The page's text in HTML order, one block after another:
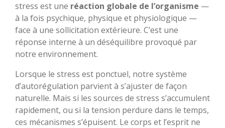
stress est une réaction globale de l’organisme —
à la fois psychique, physique et physiologique —
face à une sollicitation extérieure. C’est une
réponse interne à un déséquilibre provoqué par
notre environnement.
Lorsque le stress est ponctuel, notre système
d’autorégulation parvient à s’ajuster de façon
naturelle. Mais si les sources de stress s’accumulent
rapidement, ou si la tension perdure dans le temps,
ces mécanismes s’épuisent. Le corps et l’esprit ne